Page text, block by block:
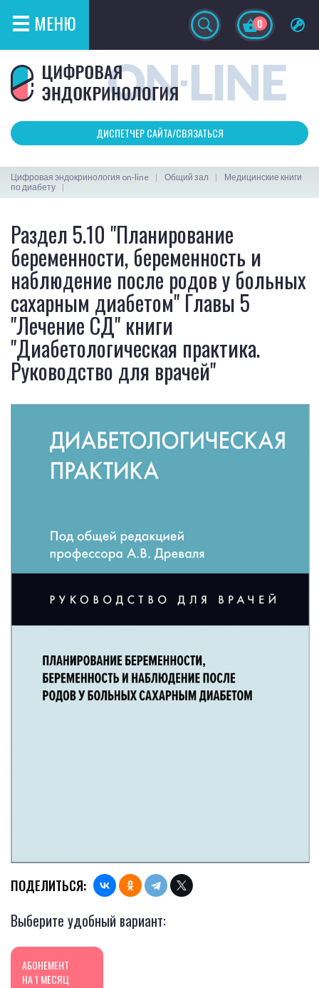
МЕНЮ
ДИСПЕТЧЕР САЙТА/СВЯЗАТЬСЯ
0
Цифровая эндокринология on-line Общий зал
Медицинские книги
по диабету
Раздел 5.10 "Планирование
беременности, беременность и
наблюдение после родов у больных
сахарным диабетом" Главы 5
"Лечение СД" книги
"Диабетологическая практика.
Руководство для врачей"
ПОДЕЛИТЬСЯ:
Выберите удобный вариант:
АБОНЕМЕНТ
НА 1 МЕСЯЦ